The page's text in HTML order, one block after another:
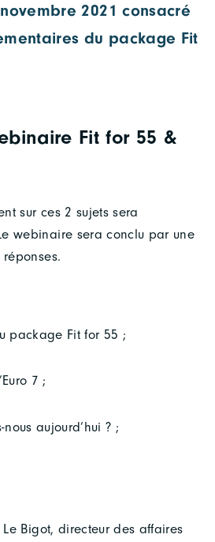
2021 consacré
du package Fit
Fit for 55 &
sur ces 2 sujets sera
webinaire sera conclu par une
package Fit for 55 ;
7 ;
aujourd’hui ? ;
Bigot, directeur des affaires